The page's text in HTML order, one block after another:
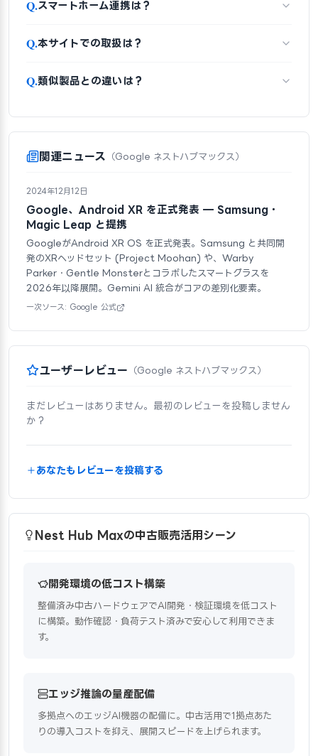
Q.スマートホーム連携は？
Q.本サイトでの取扱は？
Q.類似製品との違いは？
関連ニュース （Google ネストハブマックス）
2024年12月12日
Google、Android XR を正式発表 — Samsung・
Magic Leap と提携
GoogleがAndroid XR OS を正式発表。Samsung と共同開
発のXRヘッドセット (Project Moohan) や、Warby
Parker・Gentle Monsterとコラボしたスマートグラスを
2026年以降展開。Gemini AI 統合がコアの差別化要素。
一次ソース: Google 公式
ユーザーレビュー （Google ネストハブマックス）
まだレビューはありません。最初のレビューを投稿しません
か？
あなたもレビューを投稿する
Nest Hub Maxの中古販売活用シーン
開発環境の低コスト構築
整備済み中古ハードウェアでAI開発・検証環境を低コスト
に構築。動作確認・負荷テスト済みで安心して利用できま
す。
エッジ推論の量産配備
多拠点へのエッジAI機器の配備に。中古活用で1拠点あた
りの導入コストを抑え、展開スピードを上げられます。